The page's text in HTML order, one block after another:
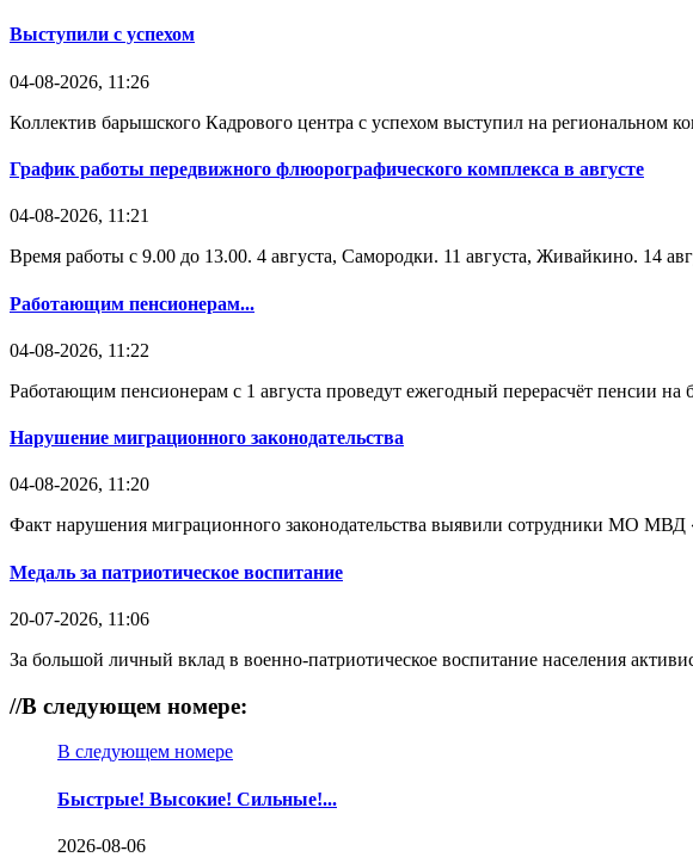
Выступили с успехом
04-08-2026, 11:26
Коллектив барышского Кадрового центра с успехом выступил на региональном
График работы передвижного флюорографического комплекса в августе
04-08-2026, 11:21
Время работы с 9.00 до 13.00. 4 августа, Самородки. 11 августа, Живайкино. 14
Работающим пенсионерам...
04-08-2026, 11:22
Работающим пенсионерам с 1 августа проведут ежегодный перерасчёт пенсии
Нарушение миграционного законодательства
04-08-2026, 11:20
Факт нарушения миграционного законодательства выявили сотрудники МО
Медаль за патриотическое воспитание
20-07-2026, 11:06
За большой личный вклад в военно-патриотическое воспитание населения
//В следующем номере:
В следующем номере
Быстрые! Высокие! Сильные!...
2026-08-06